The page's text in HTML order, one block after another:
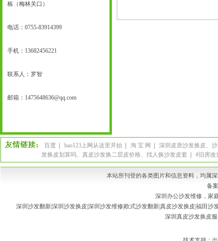
栋（梅林关口）
电话：0755-83914399
手机： 13682456221
联系人：罗智
邮箱： 1475648636@qq.com
百度 hao123上网从这里开始 淘 宝 网
深圳皮质沙发换皮、
发换皮划算吗、真皮沙发换二层皮价格、找人换沙发皮套
#旧房改
本站所刊登的各类图片和信息资料，均属
备
深圳办公沙发维修，家
深圳沙发翻新|深圳沙发换皮|深圳沙发维修|欧式沙发翻新|真皮沙发换皮|福田
深圳真皮沙发换皮